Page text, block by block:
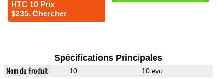
HTC 10 Prix
$235. Chercher
Spécifications Principales
Nom du Produit 10 10 evo